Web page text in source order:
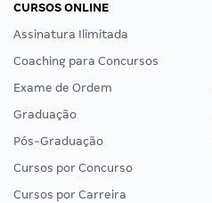
CURSOS ONLINE
Assinatura Ilimitada
Coaching para Concursos
Exame de Ordem
Graduação
Pós-Graduação
Cursos por Concurso
Cursos por Carreira